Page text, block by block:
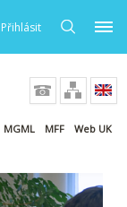
Přihlásit
MGML MFF Web UK